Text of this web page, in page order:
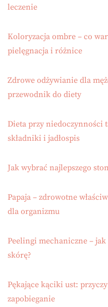
leczenie
Koloryzacja ombre – co
pielęgnacja i różnice
Zdrowe odżywianie dla
przewodnik do diety
Dieta przy niedoczynności
składniki i jadłospis
Jak wybrać najlepszego
Papaja – zdrowotne
dla organizmu
Peelingi mechaniczne – jak
skórę?
Pękające kąciki ust:
zapobieganie